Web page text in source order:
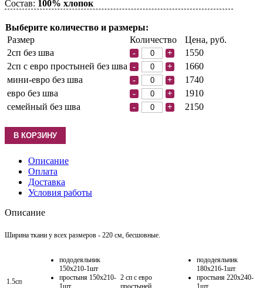
Состав: 100% хлопок
Выберите количество и размеры:
Размер
Количество
Цена, руб.
2сп без шва
- +
1550
2сп с евро простыней без шва
- +
1660
мини-евро без шва
- +
1740
евро без шва
- +
1910
семейный без шва
- + 2150
Описание
Оплата
Доставка
Условия работы
Описание
Ширина ткани у всех размеров - 220 см, бесшовные.
1.5сп
пододеяльник
150х210-1шт
простыня 150х210-
1шт
2 сп с евро
простыней
пододеяльник
180х216-1шт
простыня 220х240-
1шт